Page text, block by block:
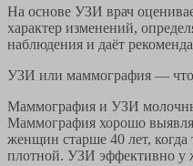
На основе УЗИ врач
характер изменений,
наблюдения и даёт
УЗИ или маммография — что
Маммография и УЗИ
Маммография хорошо
женщин старше 40 лет, когда
плотной. УЗИ эффективно у